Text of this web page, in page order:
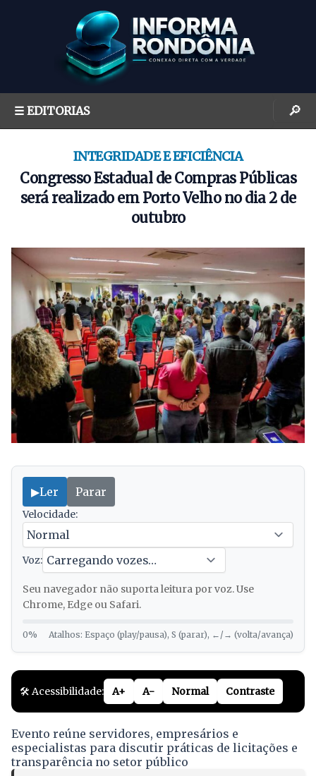
☰ EDITORIAS 🔎
INTEGRIDADE E EFICIÊNCIA
Congresso Estadual de Compras Públicas
será realizado em Porto Velho no dia 2 de
outubro
▶Ler Parar
Velocidade:
Voz:
Seu navegador não suporta leitura por voz. Use
Chrome, Edge ou Safari.
0% Atalhos: Espaço (play/pausa), S (parar), ←/→ (volta/avança)
🛠️ Acessibilidade: A+ A- Normal Contraste
Evento reúne servidores, empresários e
especialistas para discutir práticas de licitações e
transparência no setor público